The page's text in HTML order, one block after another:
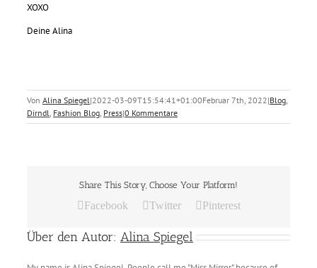
XOXO
Deine Alina
Von Alina Spiegel |2022-03-09T15:54:41+01:00Februar 7th, 2022|Blog
Dirndl Fashion Blog Press|0 Kommentare
Share This Story, Choose Your Platform!
Facebook Twitter Pinterest
Über den Autor: Alina Spiegel